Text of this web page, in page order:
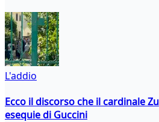
L'addio
Ecco il discorso che il cardinale
esequie di Guccini